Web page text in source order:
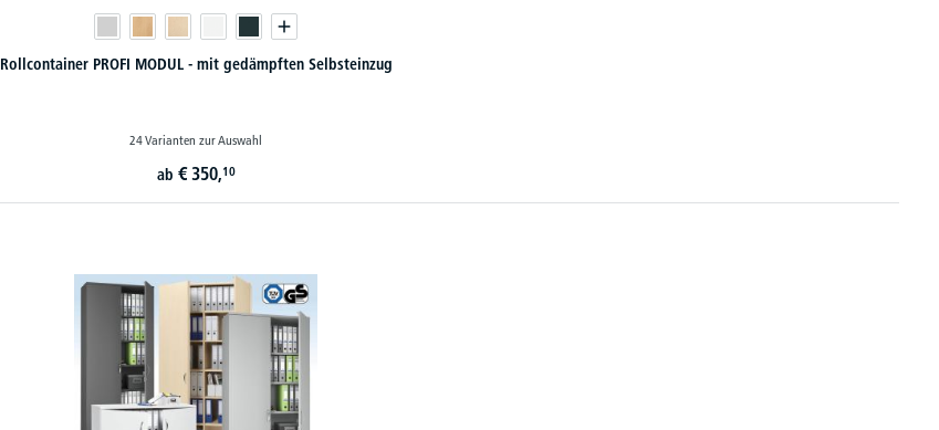
Rollcontainer PROFI MODUL - mit gedämpften Selbsteinzug
24 Varianten zur Auswahl
ab € 350,10